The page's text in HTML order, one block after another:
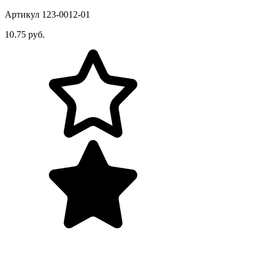
Артикул 123-0012-01
10.75 руб.